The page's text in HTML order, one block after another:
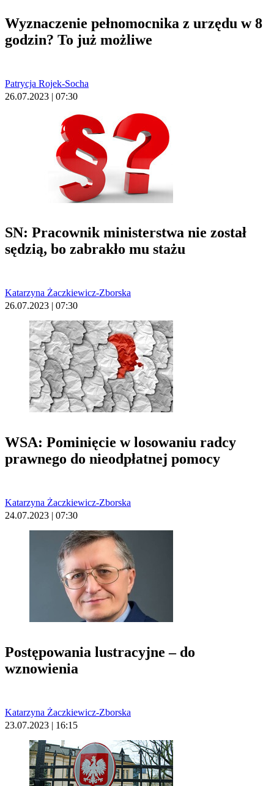
Wyznaczenie pełnomocnika z urzędu w 8
godzin? To już możliwe
Patrycja Rojek-Socha
26.07.2023 | 07:30
SN: Pracownik ministerstwa nie został
sędzią, bo zabrakło mu stażu
Katarzyna Żaczkiewicz-Zborska
26.07.2023 | 07:30
WSA: Pominięcie w losowaniu radcy
prawnego do nieodpłatnej pomocy
Katarzyna Żaczkiewicz-Zborska
24.07.2023 | 07:30
Postępowania lustracyjne – do
wznowienia
Katarzyna Żaczkiewicz-Zborska
23.07.2023 | 16:15